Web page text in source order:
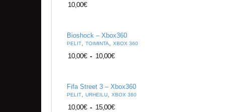
10,00€
Bioshock – Xbox360
PELIT, TOIMINTA, XBOX 360
10,00€ - 10,00€
Fifa Street 3 – Xbox360
PELIT, URHEILU, XBOX 360
10,00€ - 15,00€